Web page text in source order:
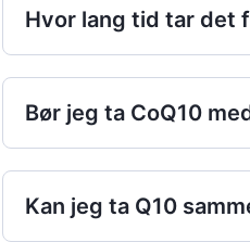
Hvor lang tid tar det
Bør jeg ta CoQ10
Kan jeg ta Q10